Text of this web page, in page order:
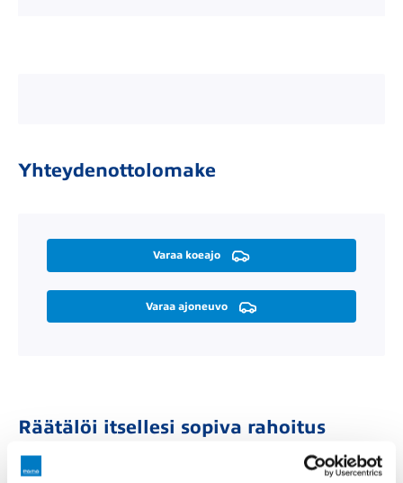
Yhteydenottolomake
Varaa koeajo
Varaa ajoneuvo
Räätälöi itsellesi sopiva rahoitus